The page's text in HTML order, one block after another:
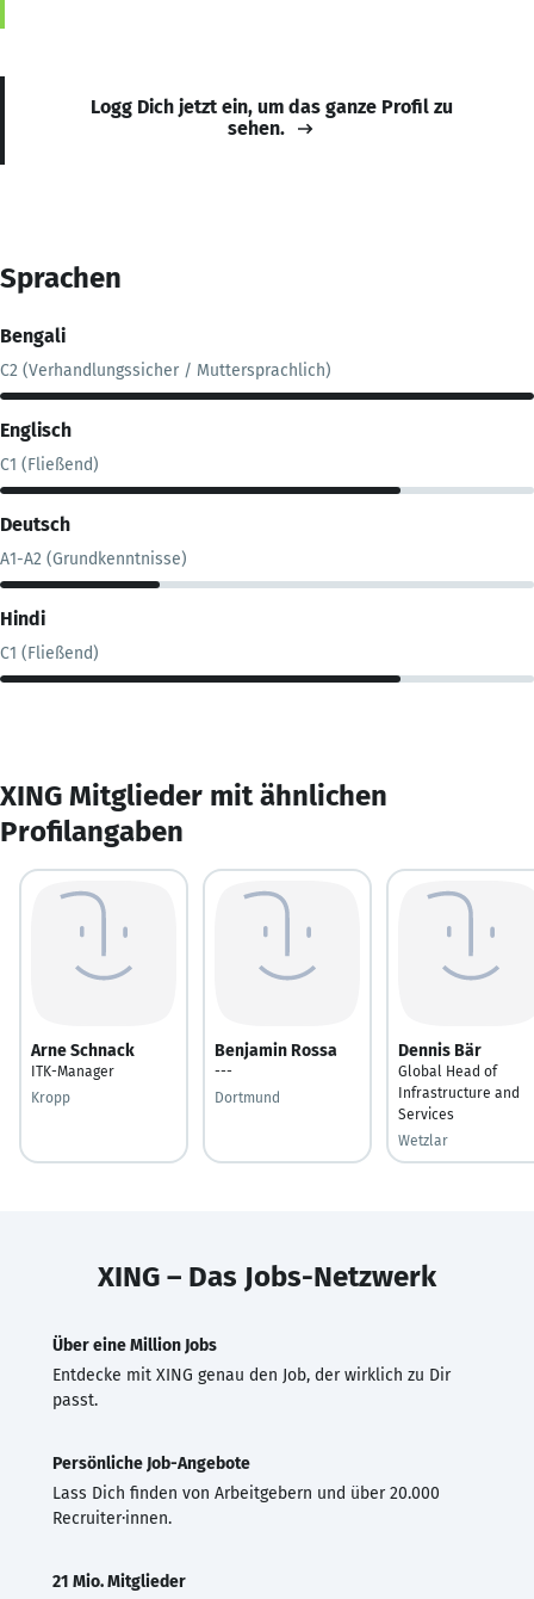
Logg Dich jetzt ein, um das ganze Profil zu
sehen.
Sprachen
Bengali
C2 (Verhandlungssicher / Muttersprachlich)
Englisch
C1 (Fließend)
Deutsch
A1-A2 (Grundkenntnisse)
Hindi
C1 (Fließend)
XING Mitglieder mit ähnlichen
Profilangaben
Arne Schnack
ITK-Manager
Kropp
Benjamin Rossa
---
Dortmund
Dennis Bär
Global Head of
Infrastructure and
Services
Wetzlar
XING – Das Jobs-Netzwerk
Über eine Million Jobs
Entdecke mit XING genau den Job, der wirklich zu Dir
passt.
Persönliche Job-Angebote
Lass Dich finden von Arbeitgebern und über 20.000
Recruiter·innen.
21 Mio. Mitglieder